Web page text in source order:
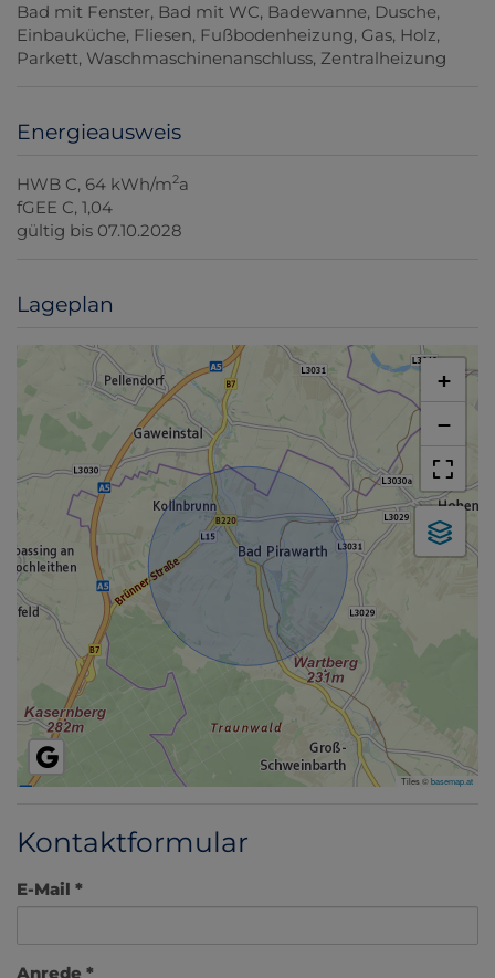
Bad mit Fenster Bad mit WC Badewanne Dusche
Einbauküche Fliesen Fußbodenheizung Gas Holz
Parkett Waschmaschinenanschluss Zentralheizung
Energieausweis
HWB C, 64 kWh/m2a
fGEE C, 1,04
gültig bis 07.10.2028
Lageplan
+
−
Tiles ©basemap.at
Kontaktformular
E-Mail
Anrede